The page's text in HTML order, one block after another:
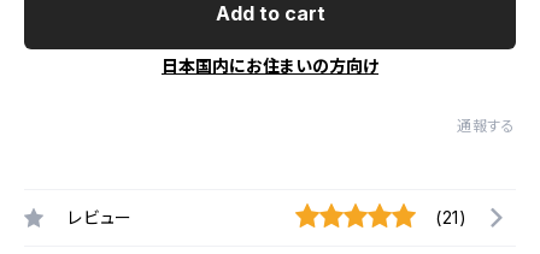
Add to cart
日本国内にお住まいの方向け
通報する
レビュー (21)